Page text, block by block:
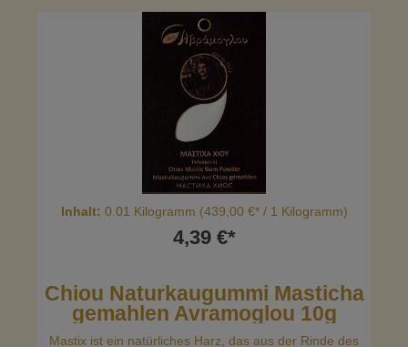
Inhalt: 0.01 Kilogramm (439,00 €* / 1 Kilogramm)
4,39 €*
Chiou Naturkaugummi Masticha
gemahlen Avramoglou 10g
Mastix ist ein natürliches Harz, das aus der Rinde des